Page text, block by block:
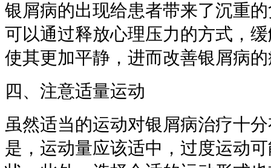
银屑病的出现给患者带来了沉重
可以通过释放心理压力的方式，
使其更加平静，进而改善银屑病
四、注意适量运动
虽然适当的运动对银屑病治疗十
是，运动量应该适中，过度运动